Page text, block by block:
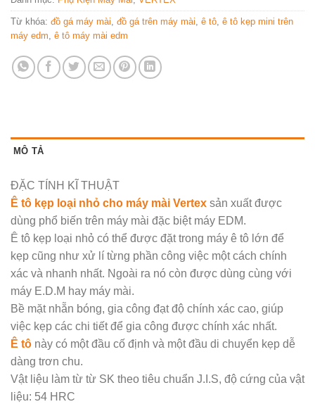
Từ khóa: đồ gá máy mài đồ gá trên máy mài ê tô ê tô kẹp mini trên
máy edm ê tô máy mài edm
MÔ TẢ
ĐẶC TÍNH KĨ THUẬT
Ê tô kẹp loại nhỏ cho máy mài Vertex sản xuất được
dùng phổ biến trên máy mài đặc biệt máy EDM.
Ê tô kẹp loại nhỏ có thể được đặt trong máy ê tô lớn để
kẹp cũng như xử lí từng phần công việc một cách chính
xác và nhanh nhất. Ngoài ra nó còn được dùng cùng với
máy E.D.M hay máy mài.
Bề mặt nhẵn bóng, gia công đạt độ chính xác cao, giúp
việc kẹp các chi tiết để gia công được chính xác nhất.
Ê tô này có một đầu cố định và một đầu di chuyển kẹp dễ
dàng trơn chu.
Vật liệu làm từ từ SK theo tiêu chuẩn J.I.S, độ cứng của vật
liệu: 54 HRC